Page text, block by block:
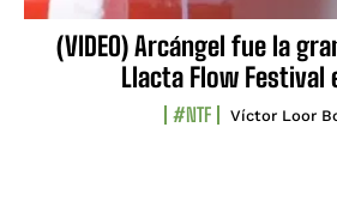
(VIDEO) Arcángel fue la
Llacta Flow Festival
#NTF Víctor Loor